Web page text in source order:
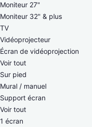
Moniteur 27"
Moniteur 32" & plus
TV
Vidéoprojecteur
Écran de vidéoprojection
Voir tout
Sur pied
Mural / manuel
Support écran
Voir tout
1 écran